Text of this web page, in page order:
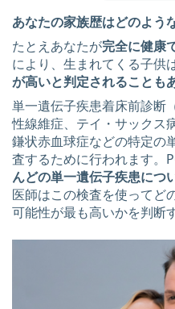
あなたの家族歴はどのよう
たとえあなたが完全に健康
により、生まれてくる子供
が高いと判定されることも
単一遺伝子疾患着床前診断
性線維症、テイ・サックス
鎌状赤血球症などの特定の
査するために行われます。
んどの単一遺伝子疾患につ
医師はこの検査を使ってど
可能性が最も高いかを判断